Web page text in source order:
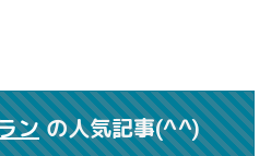
ンの人気記事(^^)